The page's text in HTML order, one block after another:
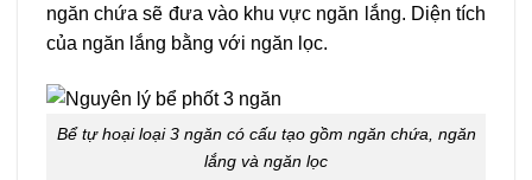
ngăn chứa sẽ đưa vào khu vực ngăn lắng. Diện tích
của ngăn lắng bằng với ngăn lọc.
Bể tự hoại loại 3 ngăn có cấu tạo gồm ngăn chứa, ngăn
lắng và ngăn lọc